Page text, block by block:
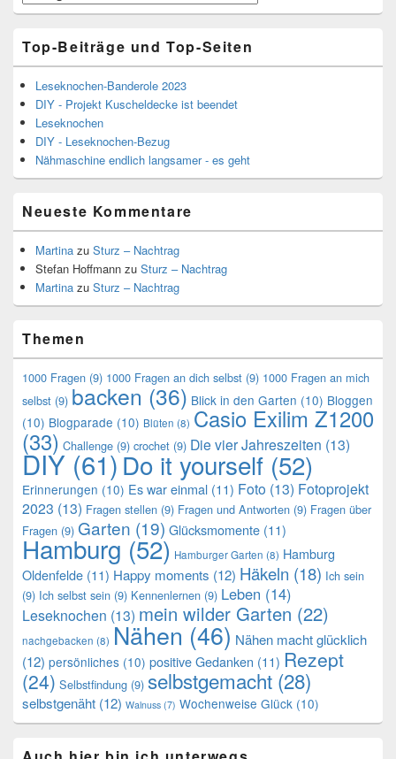
Top-Beiträge und Top-Seiten
Leseknochen-Banderole 2023
DIY - Projekt Kuscheldecke ist beendet
Leseknochen
DIY - Leseknochen-Bezug
Nähmaschine endlich langsamer - es geht
Neueste Kommentare
Martina zu Sturz – Nachtrag
Stefan Hoffmann zu Sturz – Nachtrag
Martina zu Sturz – Nachtrag
Themen
1000 Fragen (9) 1000 Fragen an dich selbst (9) 1000 Fragen an mich
selbst (9) backen (36) Blick in den Garten (10) Bloggen
(10) Blogparade (10) Blüten (8) Casio Exilim Z1200
(33) Challenge (9) crochet (9) Die vier Jahreszeiten (13)
DIY (61)Do it yourself (52)
Erinnerungen (10) Es war einmal (11) Foto (13) Fotoprojekt
2023 (13) Fragen stellen (9) Fragen und Antworten (9) Fragen über
Fragen (9) Garten (19) Glücksmomente (11)
Hamburg (52) Hamburger Garten (8) Hamburg
Oldenfelde (11) Happy moments (12) Häkeln (18) Ich sein
(9) Ich selbst sein (9) Kennenlernen (9) Leben (14)
Leseknochen (13) mein wilder Garten (22)
nachgebacken (8) Nähen (46) Nähen macht glücklich
(12) persönliches (10) positive Gedanken (11) Rezept
(24) Selbstfindung (9) selbstgemacht (28)
selbstgenäht (12) Walnuss (7) Wochenweise Glück (10)